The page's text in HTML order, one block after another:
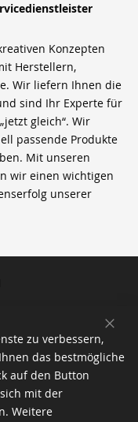
Konzepten
Herstellern,
Wir liefern Ihnen die
sind Ihr Experte für
gleich“. Wir
passende Produkte
Mit unseren
wir einen wichtigen
unserer
zu verbessern,
das bestmögliche
auf den Button
mit der
Weitere